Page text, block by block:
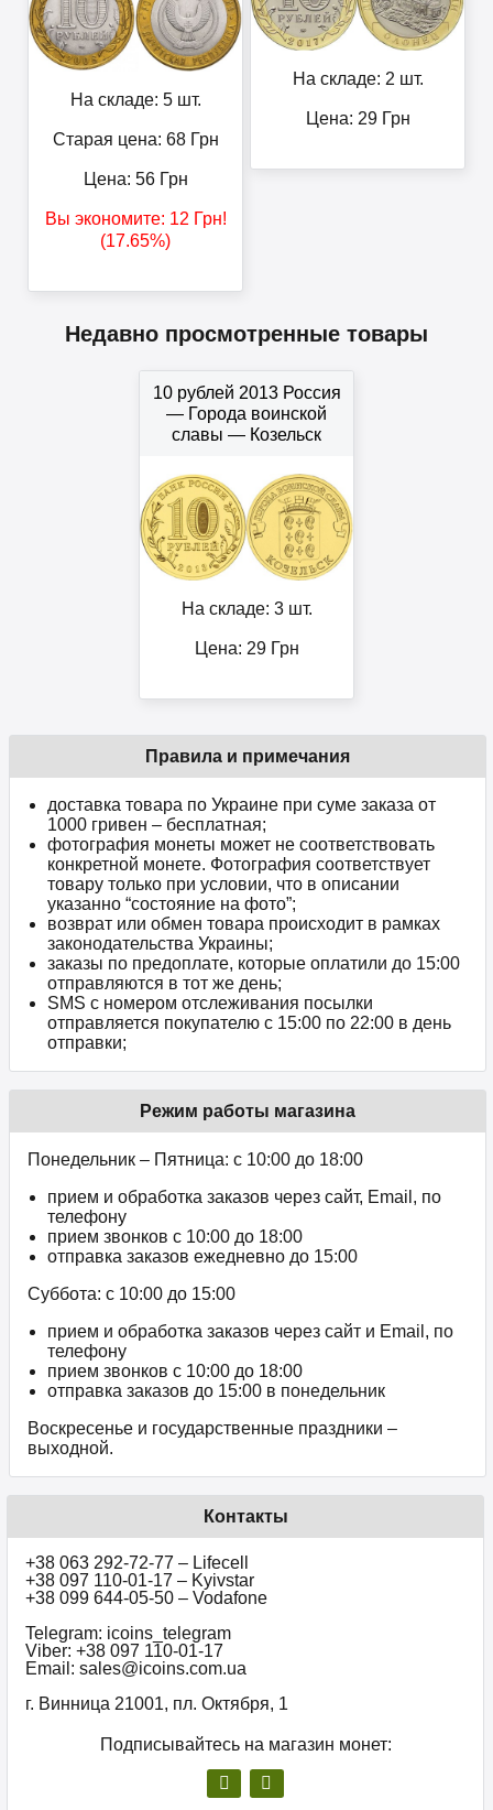
На складе: 5 шт.
Старая цена: 68Грн
Цена: 56Грн
Вы экономите: 12 Грн!
(17.65%)
На складе: 2 шт.
Цена: 29Грн
Недавно просмотренные товары
10 рублей 2013 Россия
— Города воинской
славы — Козельск
На складе: 3 шт.
Цена: 29Грн
Правила и примечания
доставка товара по Украине при суме заказа от
1000 гривен – бесплатная;
фотография монеты может не соответствовать
конкретной монете. Фотография соответствует
товару только при условии, что в описании
указанно “состояние на фото”;
возврат или обмен товара происходит в рамках
законодательства Украины;
заказы по предоплате, которые оплатили до 15:00
отправляются в тот же день;
SMS с номером отслеживания посылки
отправляется покупателю с 15:00 по 22:00 в день
отправки;
Режим работы магазина
Понедельник – Пятница: с 10:00 до 18:00
прием и обработка заказов через сайт, Email, по
телефону
прием звонков c 10:00 до 18:00
отправка заказов ежедневно до 15:00
Суббота: с 10:00 до 15:00
прием и обработка заказов через сайт и Email, по
телефону
прием звонков c 10:00 до 18:00
отправка заказов до 15:00 в понедельник
Воскресенье и государственные праздники –
выходной.
Контакты
+38 063 292-72-77 – Lifecell
+38 097 110-01-17 – Kyivstar
+38 099 644-05-50 – Vodafone
Telegram: icoins_telegram
Viber: +38 097 110-01-17
Email: sales@icoins.com.ua
г. Винница 21001, пл. Октября, 1
Подписывайтесь на магазин монет: